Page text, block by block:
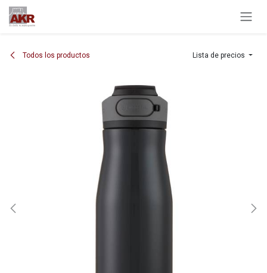
Ir al contenido
Todos los productos Lista de precios